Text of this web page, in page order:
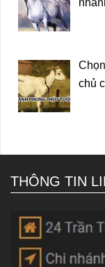
chủ
THÔNG TIN